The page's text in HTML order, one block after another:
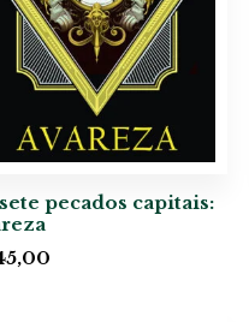
pecados capitais: